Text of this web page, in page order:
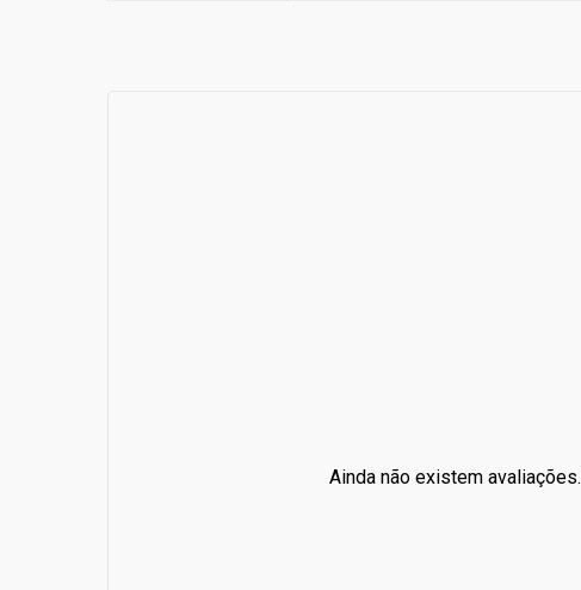
Ainda não existem avaliações.